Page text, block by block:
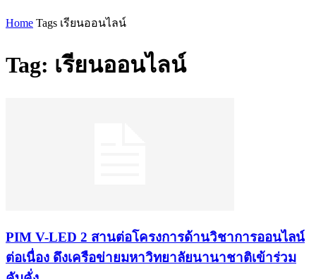
Home Tags เรียนออนไลน์
Tag: เรียนออนไลน์
PIM V-LED 2 สานต่อโครงการด้านวิชาการออนไลน์
ต่อเนื่อง ดึงเครือข่ายมหาวิทยาลัยนานาชาติเข้าร่วม